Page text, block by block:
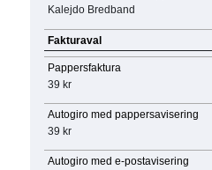
Kalejdo Bredband
Fakturaval
Pappersfaktura
39 kr
Autogiro med pappersavisering
39 kr
Autogiro med e-postavisering